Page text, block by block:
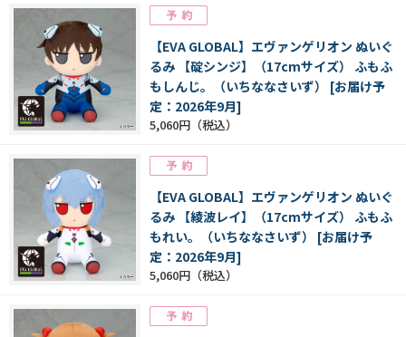
【EVA GLOBAL】エヴァンゲリオン ぬいぐ
るみ 【碇シンジ】（17cmサイズ） ふもふ
もしんじ。（いちななさいず） [お届け予
定：2026年9月]
5,060円
【EVA GLOBAL】エヴァンゲリオン ぬいぐ
るみ 【綾波レイ】（17cmサイズ） ふもふ
もれい。（いちななさいず） [お届け予
定：2026年9月]
5,060円